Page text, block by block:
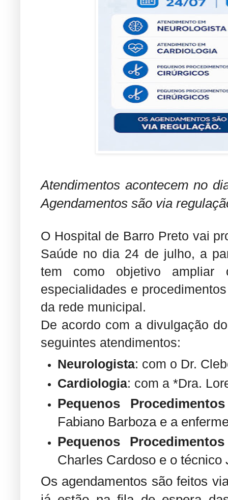
Atendimentos acontecem no
Agendamentos são via
O Hospital de Barro Preto vai
Saúde no dia 24 de julho, a
tem como objetivo
especialidades e
da rede municipal.
De acordo com a divulgação
seguintes atendimentos:
Neurologista: com o Dr.
Cardiologia: com a *Dra.
Pequenos
Fabiano Barboza e a
Pequenos
Charles Cardoso e o técnico
Os agendamentos são feitos